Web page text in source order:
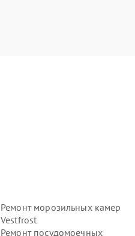
Ремонт морозильных камер
Vestfrost
Ремонт посудомоечных